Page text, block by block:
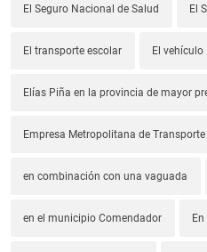
El Seguro Nacional de Salud El
El transporte escolar El vehículo
Elías Piña en la provincia de mayor
Empresa Metropolitana de Transporte
en combinación con una vaguada
en el municipio Comendador